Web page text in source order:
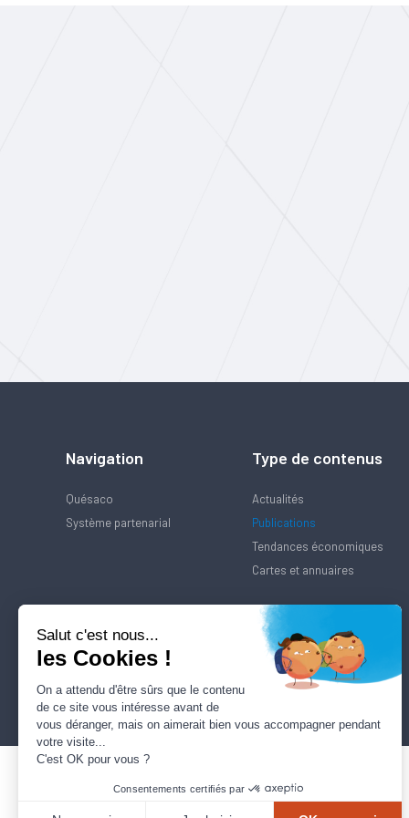
Navigation
Quésaco
Système partenarial
Type de contenus
Actualités
Publications
Tendances économiques
Cartes et annuaires
Salut c'est nous...
les Cookies !
On a attendu d'être sûrs que le contenu
de ce site vous intéresse avant de
vous déranger, mais on aimerait bien vous accompagner pendant
votre visite...
C'est OK pour vous ?
Consentements certifiés par